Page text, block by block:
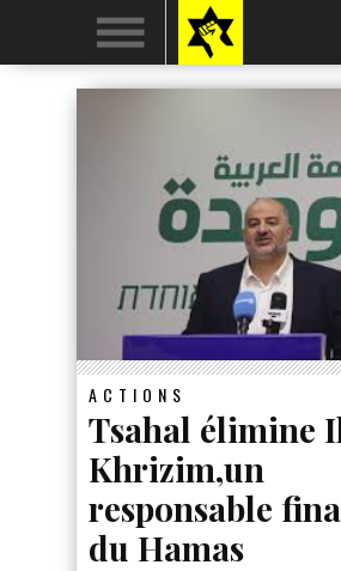
ACTIONS
Tsahal élimine
Khrizim,un
responsable
du Hamas